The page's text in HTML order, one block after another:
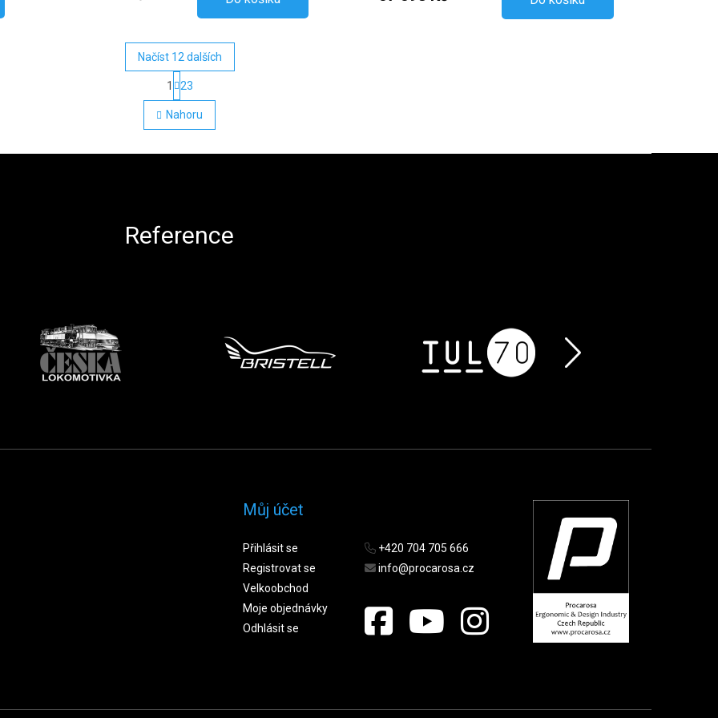
Ovládací prvky výpisu
Načíst 12 dalších
Stránkování
1 23
Nahoru
Reference
Můj účet
Přihlásit se
Registrovat se
Velkoobchod
Moje objednávky
Odhlásit se
+420 704 705 666
info@procarosa.cz